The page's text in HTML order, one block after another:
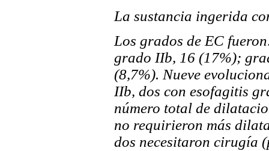
La sustancia ingerida
Los grados de EC
grado IIb, 16 (17%);
(8,7%). Nueve
IIb, dos con esofagitis
número total de
no requirieron más
dos necesitaron cirugía